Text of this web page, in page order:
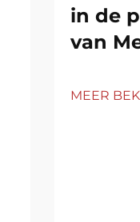
in de
van
MEER